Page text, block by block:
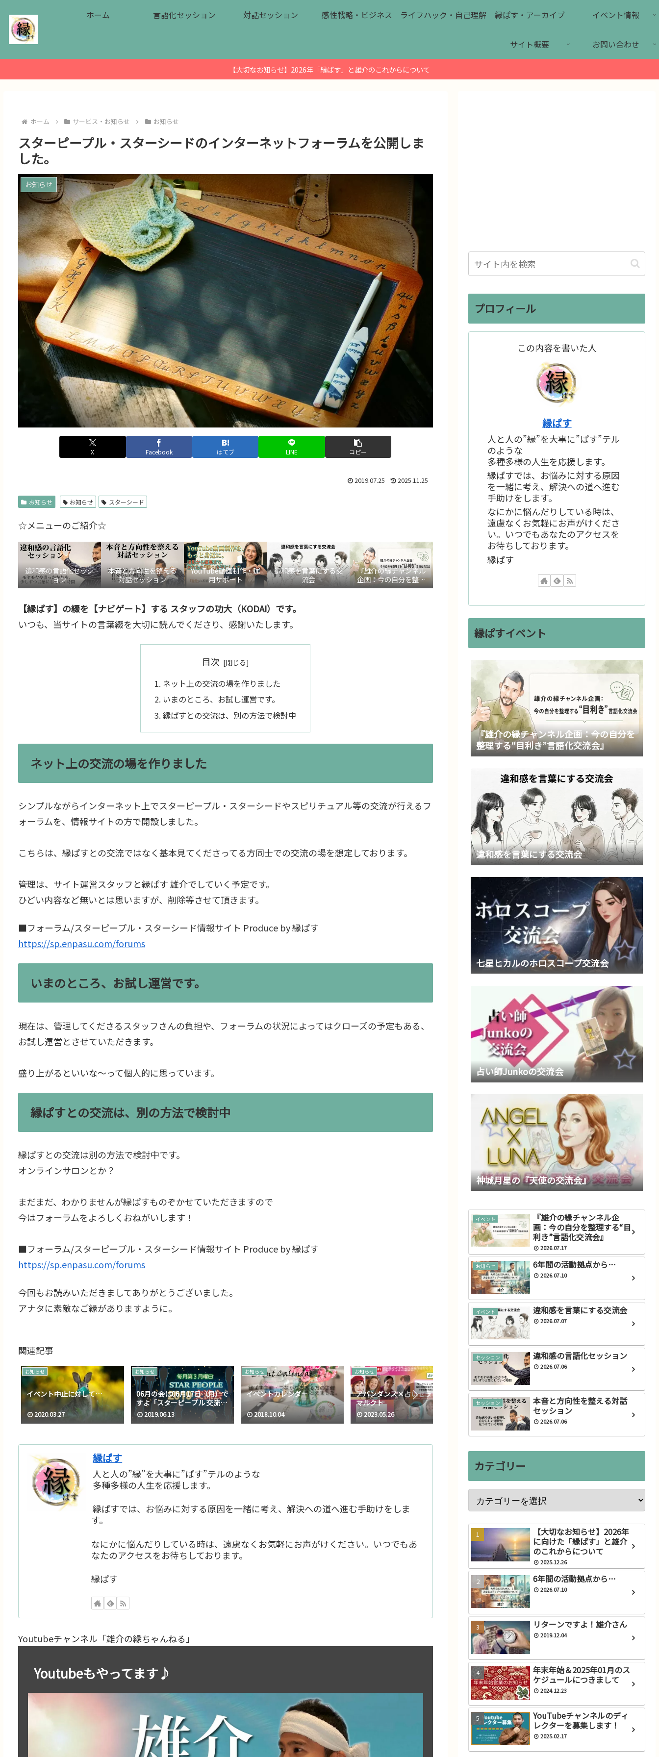
ホーム 言語化セッション 対話セッション 感性戦略・ビジネス ライフハック・自己理解 縁ぱす・アーカイブ イベント情報
サイト概要 お問い合わせ
【大切なお知らせ】2026年「縁ぱす」と雄介のこれからについて
ホーム サービス・お知らせ お知らせ
スターピープル・スターシードのインターネットフォーラムを公開しま
した。
お知らせ
X Facebook はてブ LINE コピー
2019.07.25 2025.11.25
お知らせ お知らせ スターシード
☆メニューのご紹介☆
違和感の言語化セッシ
ョン
本音と方向性を整える
対話セッション
YouTube動画制作・運
用サポート
違和感を言葉にする交
流会
『雄介の縁チャンネル
企画：今の自分を整理
する“目利き”言語化交
【縁ぱす】の綴を【ナビゲート】する スタッフの功大（KODAI）です。
いつも、当サイトの言葉綴を大切に読んでくださり、感謝いたします。
目次
ネット上の交流の場を作りました
いまのところ、お試し運営です。
縁ぱすとの交流は、別の方法で検討中
ネット上の交流の場を作りました
シンプルながらインターネット上でスターピープル・スターシードやスピリチュアル等の交流が行えるフ
ォーラムを、情報サイトの方で開設しました。
こちらは、縁ぱすとの交流ではなく基本見てくださってる方同士での交流の場を想定しております。
管理は、サイト運営スタッフと縁ぱす 雄介でしていく予定です。
ひどい内容など無いとは思いますが、削除等させて頂きます。
■フォーラム/スターピープル・スターシード情報サイト Produce by 縁ぱす
https://sp.enpasu.com/forums
いまのところ、お試し運営です。
現在は、管理してくださるスタッフさんの負担や、フォーラムの状況によってはクローズの予定もある、
お試し運営とさせていただきます。
盛り上がるといいな～って個人的に思っています。
縁ぱすとの交流は、別の方法で検討中
縁ぱすとの交流は別の方法で検討中です。
オンラインサロンとか？
まだまだ、わかりませんが縁ぱすものぞかせていただきますので
今はフォーラムをよろしくおねがいします！
■フォーラム/スターピープル・スターシード情報サイト Produce by 縁ぱす
https://sp.enpasu.com/forums
今回もお読みいただきましてありがとうございました。
アナタに素敵なご縁がありますように。
関連記事
お知らせ
イベント中止に対して…
2020.03.27
お知らせ
06月の会は06月17日（月）で
すよ「スターピープル 交流会
2019」
2019.06.13
お知らせ
イベントカレンダー
2018.10.04
お知らせ
アバンダンス×占いセラピー
マルクト
2023.05.26
サロンで開催致します。→ス
ピリチュアル座談会
2020.05.28
縁ぱす
人と人の”縁”を大事に”ぱす”テルのような
多種多様の人生を応援します。
縁ぱすでは、お悩みに対する原因を一緒に考え、解決への道へ進む手助けをしま
す。
なにかに悩んだりしている時は、遠慮なくお気軽にお声がけください。いつでもあ
なたのアクセスをお待ちしております。
縁ぱす
Youtubeチャンネル「雄介の縁ちゃんねる」
Youtubeもやってます♪
プロフィール
この内容を書いた人
縁ぱす
人と人の”縁”を大事に”ぱす”テル
のような
多種多様の人生を応援します。
縁ぱすでは、お悩みに対する原因
を一緒に考え、解決への道へ進む
手助けをします。
なにかに悩んだりしている時は、
遠慮なくお気軽にお声がけくださ
い。いつでもあなたのアクセスを
お待ちしております。
縁ぱす
縁ぱすイベント
『雄介の縁チャンネル企画：今の自分を
整理する“目利き”言語化交流会』
違和感を言葉にする交流会
七星ヒカルのホロスコープ交流会
占い師Junkoの交流会
神城月星の『天使の交流会』
イベント
『雄介の縁チャンネル企
画：今の自分を整理する“目
利き”言語化交流会』
2026.07.17
お知らせ 6年間の活動拠点から…
2026.07.10
イベント 違和感を言葉にする交流会
2026.07.07
セッション 違和感の言語化セッション
2026.07.06
セッション
本音と方向性を整える対話
セッション
2026.07.06
カテゴリー
【大切なお知らせ】2026年
に向けた「縁ぱす」と雄介
のこれからについて
2025.12.26
6年間の活動拠点から…
2026.07.10
リターンですよ！雄介さん
2019.12.04
年末年始＆2025年01月のス
ケジュールにつきまして
2024.12.23
YouTubeチャンネルのディ
レクターを募集します！
2025.02.17